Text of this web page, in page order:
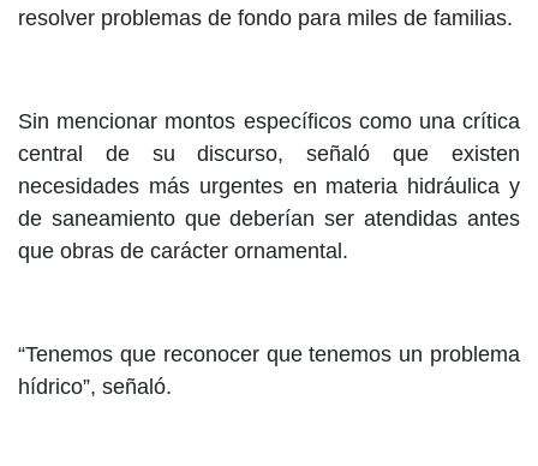
resolver problemas de fondo para miles de familias.
Sin mencionar montos específicos como una crítica
central de su discurso, señaló que existen
necesidades más urgentes en materia hidráulica y
de saneamiento que deberían ser atendidas antes
que obras de carácter ornamental.
“Tenemos que reconocer que tenemos un problema
hídrico”, señaló.